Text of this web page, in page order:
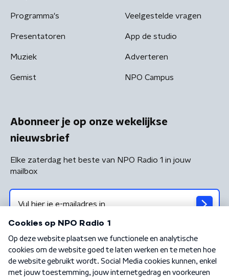
Programma's
Presentatoren
Muziek
Gemist
Veelgestelde vragen
App de studio
Adverteren
NPO Campus
Abonneer je op onze wekelijkse
nieuwsbrief
Elke zaterdag het beste van NPO Radio 1 in jouw
mailbox
Algemene voorwaarden